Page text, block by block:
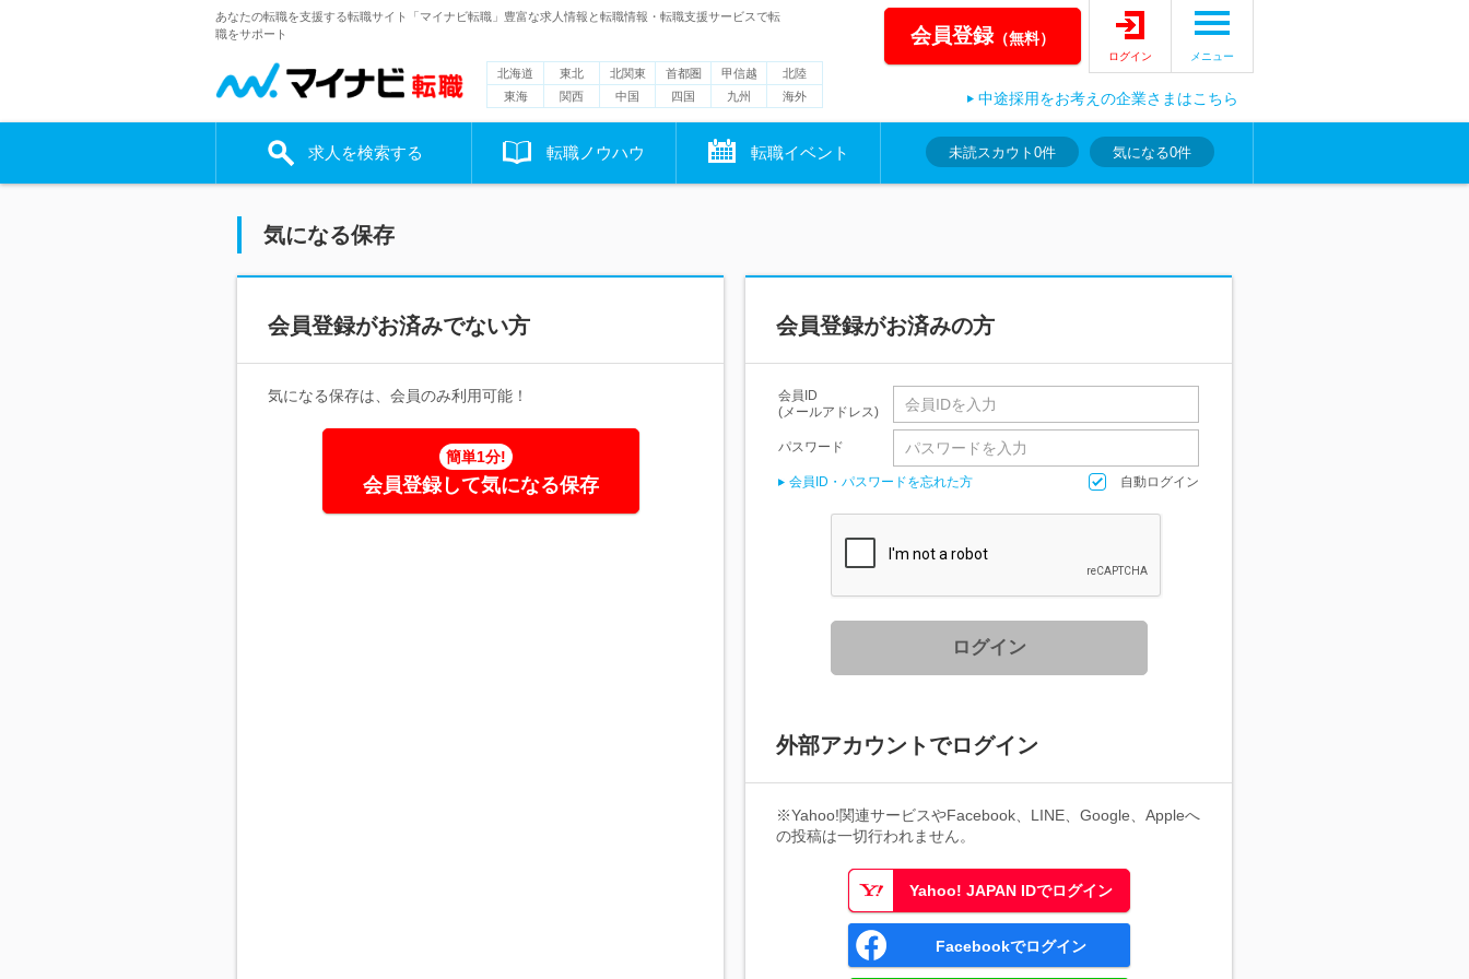
あなたの転職を支援する転職サイト「マイナビ転職」豊富な求人情報と転職情報・転職支援サービスで転
職をサポート
北海道 東北 北関東 首都圏 甲信越
北陸
東海
関西 中国 四国 九州 海外
会員登録（無料）
ログイン メニュー
中途採用をお考えの企業さまはこちら
求人を検索する 転職ノウハウ 転職イベント 未読スカウト 0件 気になる0件
気になる保存
会員登録がお済みでない方
気になる保存は、会員のみ利用可能！
簡単1分!
会員登録して気になる保存
会員登録がお済みの方
会員ID
(メールアドレス)
パスワード
会員ID・パスワードを忘れた方 自動ログイン
ログイン
外部アカウントでログイン
※Yahoo!関連サービスやFacebook、LINE、Google、Appleへ
の投稿は一切行われません。
Yahoo! JAPAN IDでログイン
Facebookでログイン